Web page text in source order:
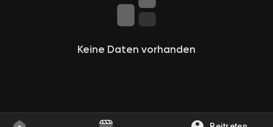
Gefallene SeitenKeine Daten vorhanden